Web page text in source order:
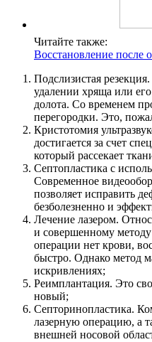
Читайте также:
Восстановление после
Подслизистая
удалении хряща или
долота. Со временем
перегородки. Это,
Кристотомия
достигается за счет
который рассекает
Септопластика с
Современное
позволяет исправить
безболезненно и
Лечение лазером.
и совершенному
операции нет крови,
быстро. Однако метод
искривлениях;
Реимплантация. Это
новый;
Септоринопластика.
лазерную операцию, а
внешней носовой